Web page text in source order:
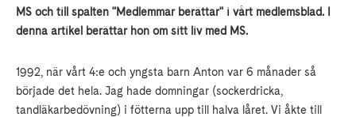
MS och till spalten "Medlemmar berättar" i vårt medlemsblad. I
denna artikel berättar hon om sitt liv med MS.
1992, när vårt 4:e och yngsta barn Anton var 6 månader så
började det hela. Jag hade domningar (sockerdricka,
tandläkarbedövning) i fötterna upp till halva låret. Vi åkte till